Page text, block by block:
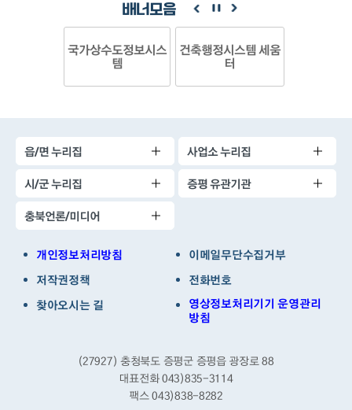
배너모음
국가상수도정보시스
템
건축행정시스템 세움
터
읍/면 누리집
사업소 누리집
시/군 누리집
증평 유관기관
충북언론/미디어
개인정보처리방침
이메일무단수집거부
저작권정책
전화번호
찾아오시는 길
영상정보처리기기 운영관리
방침
(27927) 충청북도 증평군 증평읍 광장로 88
대표전화 043)835-3114
팩스 043)838-8282